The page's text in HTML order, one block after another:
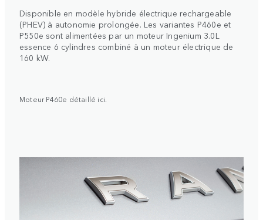
Disponible en modèle hybride électrique rechargeable
(PHEV) à autonomie prolongée. Les variantes P460e et
P550e sont alimentées par un moteur Ingenium 3.0L
essence 6 cylindres combiné à un moteur électrique de
160 kW.
Moteur P460e détaillé ici.